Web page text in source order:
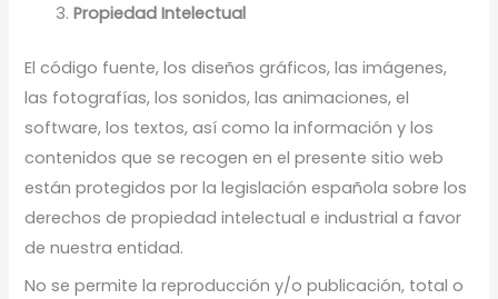
Propiedad Intelectual
El código fuente, los diseños gráficos, las imágenes,
las fotografías, los sonidos, las animaciones, el
software, los textos, así como la información y los
contenidos que se recogen en el presente sitio web
están protegidos por la legislación española sobre los
derechos de propiedad intelectual e industrial a favor
de nuestra entidad.
No se permite la reproducción y/o publicación, total o